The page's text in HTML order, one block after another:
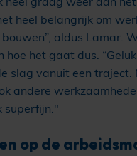
heel belangrijk om
aldus Lamar.
hoe het gaat dus.
slag vanuit een traject.
andere
superfijn."
op de